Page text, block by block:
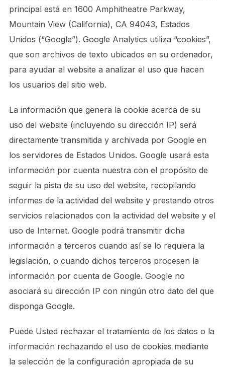
principal está en 1600 Amphitheatre Parkway,
Mountain View (California), CA 94043, Estados
Unidos (“Google”). Google Analytics utiliza “cookies”,
que son archivos de texto ubicados en su ordenador,
para ayudar al website a analizar el uso que hacen
los usuarios del sitio web.
La información que genera la cookie acerca de su
uso del website (incluyendo su dirección IP) será
directamente transmitida y archivada por Google en
los servidores de Estados Unidos. Google usará esta
información por cuenta nuestra con el propósito de
seguir la pista de su uso del website, recopilando
informes de la actividad del website y prestando otros
servicios relacionados con la actividad del website y el
uso de Internet. Google podrá transmitir dicha
información a terceros cuando así se lo requiera la
legislación, o cuando dichos terceros procesen la
información por cuenta de Google. Google no
asociará su dirección IP con ningún otro dato del que
disponga Google.
Puede Usted rechazar el tratamiento de los datos o la
información rechazando el uso de cookies mediante
la selección de la configuración apropiada de su